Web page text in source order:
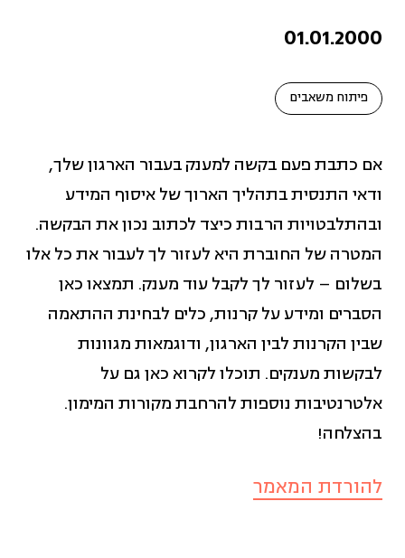
חברה משותפת (5)
כלכלה מקומית מקיימת (58)
מאבקים חברתיים (14)
מגדר (11)
מדדי איכות חיים (12)
ניהול ומנהיגות (4)
01.01.2000
פיתוח משאבים
אם כתבת פעם בקשה למענק בעבור הארגון שלך,
ודאי התנסית בתהליך הארוך של איסוף המידע
ובהתלבטויות הרבות כיצד לכתוב נכון את הבקשה.
המטרה של החוברת היא לעזור לך לעבור את כל אלו
בשלום – לעזור לך לקבל עוד מענק. תמצאו כאן
הסברים ומידע על קרנות, כלים לבחינת ההתאמה
שבין הקרנות לבין הארגון, ודוגמאות מגוונות
לבקשות מענקים. תוכלו לקרוא כאן גם על
אלטרנטיבות נוספות להרחבת מקורות המימון.
בהצלחה!
להורדת המאמר